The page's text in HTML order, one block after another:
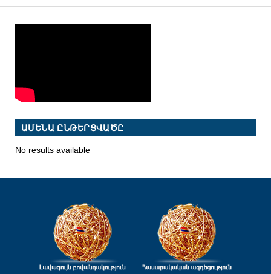
ԱՄԵՆԱ ԸՆԹԵՐՑՎԱԾԸ
No results available